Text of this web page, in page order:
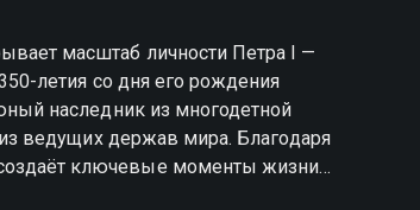
масштаб личности Петра I —
летия со дня его рождения
наследник из многодетной
ведущих держав мира. Благодаря
ключевые моменты жизни
и создания флота с нуля. Это